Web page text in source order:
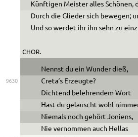
Künftigen Meister alles Schönen,
Durch die Glieder sich bewegen;
Und so werdet ihr ihn sehn zu
CHOR.
Nennst du ein Wunder dieß,
9630
Creta’s Erzeugte?
Dichtend belehrendem Wort
Hast du gelauscht wohl
Niemals noch gehört Joniens,
Nie vernommen auch Hellas